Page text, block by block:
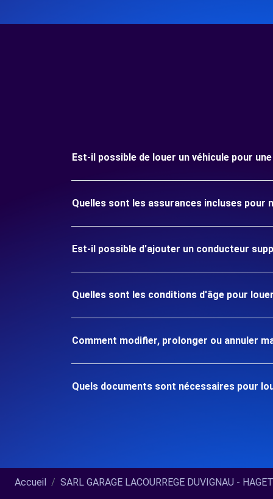
Est-il possible de louer un véhicule pour
Quelles sont les assurances incluses pour
Est-il possible d'ajouter un conducteur
Quelles sont les conditions d'âge pour
Comment modifier, prolonger ou annuler
Quels documents sont nécessaires pour
Accueil SARL GARAGE LACOURREGE DUVIGNAU -